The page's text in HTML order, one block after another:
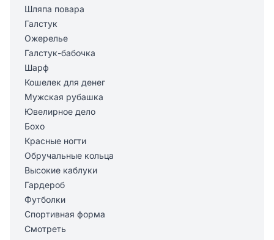
Шляпа повара
Галстук
Ожерелье
Галстук-бабочка
Шарф
Кошелек для денег
Мужская рубашка
Ювелирное дело
Бохо
Красные ногти
Обручальные кольца
Высокие каблуки
Гардероб
Футболки
Спортивная форма
Смотреть